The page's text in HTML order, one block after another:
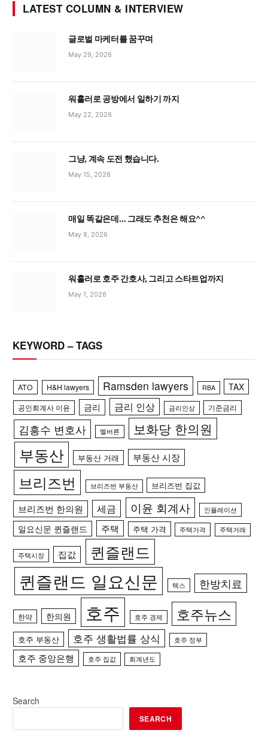
LATEST COLUMN & INTERVIEW
글로벌 마케터를 꿈꾸며
May 29, 2026
워홀러로 공방에서 일하기 까지
May 22, 2026
그냥, 계속 도전 했습니다.
May 15, 2026
매일 똑같은데… 그래도 추천은 해요^^
May 8, 2026
워홀러로 호주 간호사, 그리고 스타트업까지
May 1, 2026
KEYWORD – TAGS
ATO H&H lawyers Ramsden lawyers RBA TAX
공인회계사 이윤 금리 금리 인상 금리인상 기준금리
김흥수 변호사 멜버른 보화당 한의원
부동산 부동산 거래 부동산 시장
브리즈번 브리즈번 부동산 브리즈번 집값
브리즈번 한의원 세금 이윤 회계사 인플레이션
일요신문 퀸즐랜드 주택 주택 가격 주택가격 주택거래
주택시장 집값 퀸즐랜드
퀸즐랜드 일요신문 텍스 한방치료
한약 한의원 호주 호주 경제 호주뉴스
호주 부동산 호주 생활법률 상식 호주 정부
호주 중앙은행 호주 집값 회계년도
Search
SEARCH